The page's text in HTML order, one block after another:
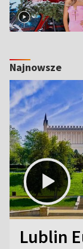
Najnowsze
Lublin